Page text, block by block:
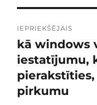
navigation
IEPRIEKŠĒJAIS
Iepriekšējais
raksts:
kā windows
iestatījumu,
pirkumu